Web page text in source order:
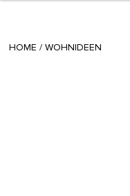
HOME / WOHNIDEEN